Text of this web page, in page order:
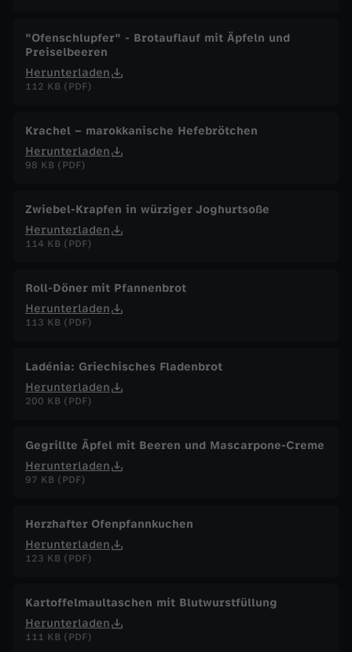
"Ofenschlupfer" - Brotauflauf mit Äpfeln und
Preiselbeeren
Herunterladen
112 KB (PDF)
Krachel – marokkanische Hefebrötchen
Herunterladen
98 KB (PDF)
Zwiebel-Krapfen in würziger Joghurtsoße
Herunterladen
114 KB (PDF)
Roll-Döner mit Pfannenbrot
Herunterladen
113 KB (PDF)
Ladénia: Griechisches Fladenbrot
Herunterladen
200 KB (PDF)
Gegrillte Äpfel mit Beeren und Mascarpone-Creme
Herunterladen
97 KB (PDF)
Herzhafter Ofenpfannkuchen
Herunterladen
123 KB (PDF)
Kartoffelmaultaschen mit Blutwurstfüllung
Herunterladen
111 KB (PDF)